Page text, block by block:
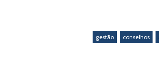
gestão conselhos